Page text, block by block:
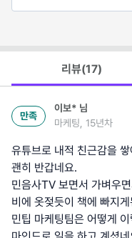
리뷰(17)
만족
이보* 님
마케팅, 15년차
유튜브로 내적 친근감을
괜히 반갑네요.
민음사TV 보면서 가벼우
비에 옷젖듯이 책에 빠지
민팁 마케팅팀은 어떻게